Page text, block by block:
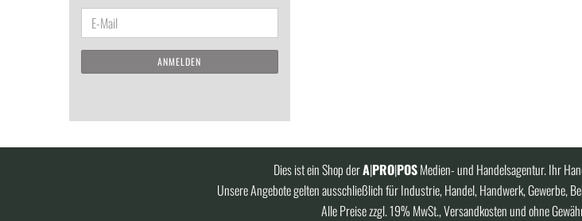
WEITER
ZUR
NEWSLETTER-
E-
Mail
ANMELDEN
Dies ist ein Shop derA|PRO|POSMedien- und Handelsagentur. Ihr
Unsere Angebote gelten ausschließlich für Industrie, Handel, Handwerk, Gewerbe,
Alle Preise zzgl. 19% MwSt., Versandkosten und ohne